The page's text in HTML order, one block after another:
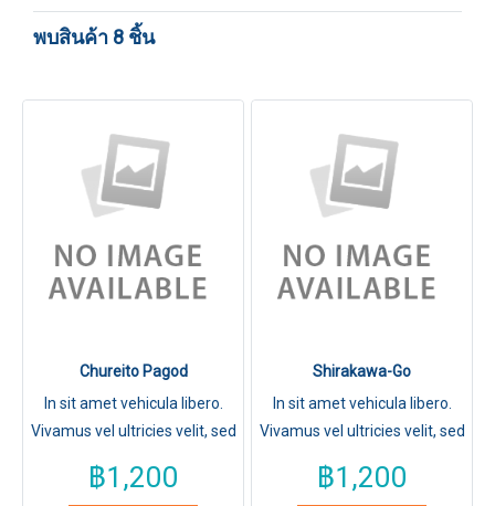
พบสินค้า 8 ชิ้น
Chureito Pagod
In sit amet vehicula libero.
Vivamus vel ultricies velit, sed
฿1,200
Shirakawa-Go
In sit amet vehicula libero.
Vivamus vel ultricies velit, sed
฿1,200